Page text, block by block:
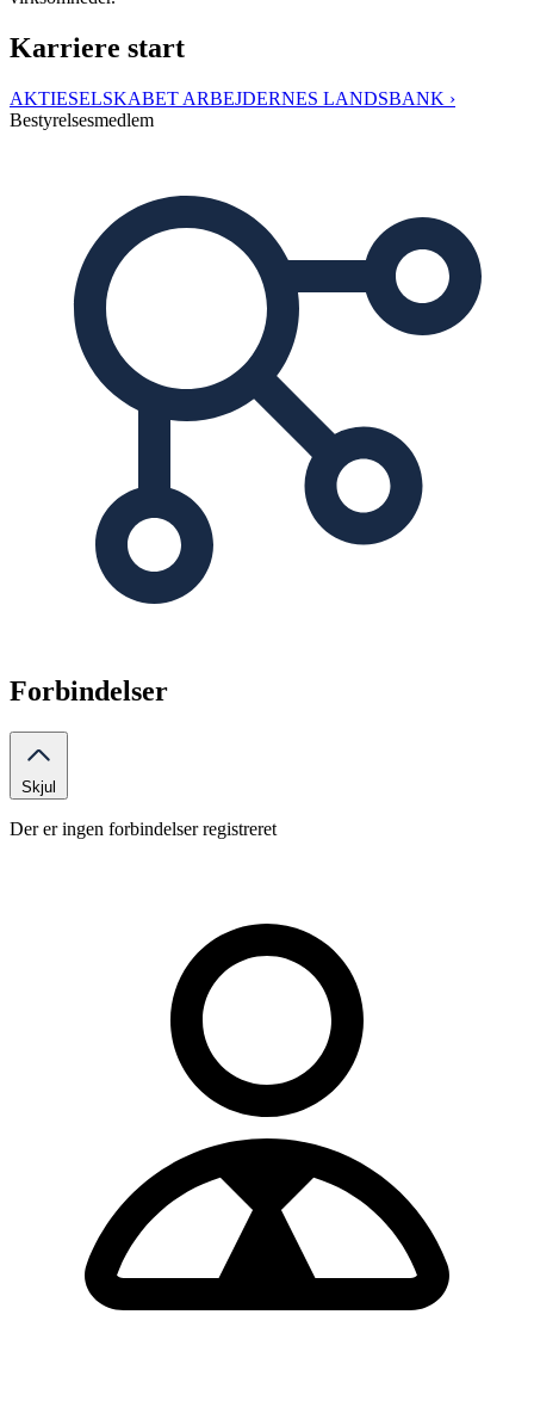
Karriere start
AKTIESELSKABET ARBEJDERNES LANDSBANK ›
Bestyrelsesmedlem
Forbindelser
Skjul
Der er ingen forbindelser registreret